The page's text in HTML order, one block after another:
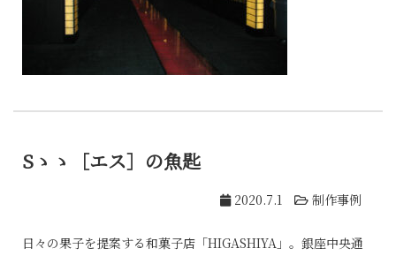
Sゝゝ［エス］の魚匙
2020.7.1 制作事例
日々の果子を提案する和菓子店「HIGASHIYA」。銀座中央通